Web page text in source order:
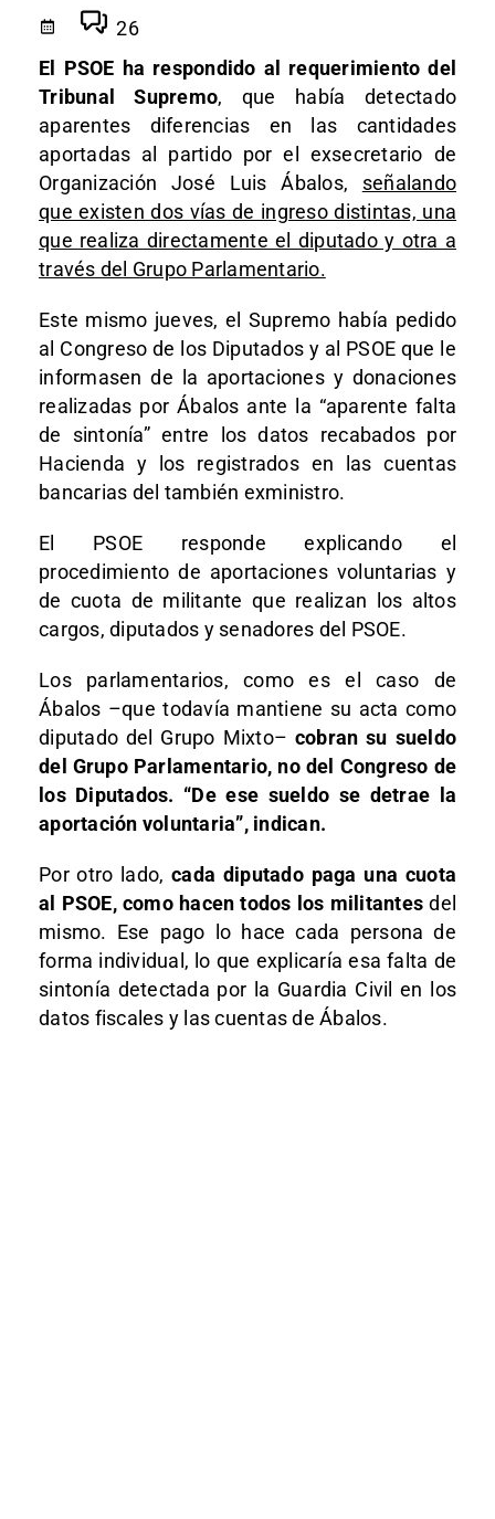
26
El PSOE ha respondido al requerimiento del
Tribunal Supremo, que había detectado
aparentes diferencias en las cantidades
aportadas al partido por el exsecretario de
Organización José Luis Ábalos, señalando
que existen dos vías de ingreso distintas, una
que realiza directamente el diputado y otra a
través del Grupo Parlamentario.
Este mismo jueves, el Supremo había pedido
al Congreso de los Diputados y al PSOE que le
informasen de la aportaciones y donaciones
realizadas por Ábalos ante la “aparente falta
de sintonía” entre los datos recabados por
Hacienda y los registrados en las cuentas
bancarias del también exministro.
El PSOE responde explicando el
procedimiento de aportaciones voluntarias y
de cuota de militante que realizan los altos
cargos, diputados y senadores del PSOE.
Los parlamentarios, como es el caso de
Ábalos –que todavía mantiene su acta como
diputado del Grupo Mixto– cobran su sueldo
del Grupo Parlamentario, no del Congreso de
los Diputados. “De ese sueldo se detrae la
aportación voluntaria”, indican.
Por otro lado, cada diputado paga una cuota
al PSOE, como hacen todos los militantes del
mismo. Ese pago lo hace cada persona de
forma individual, lo que explicaría esa falta de
sintonía detectada por la Guardia Civil en los
datos fiscales y las cuentas de Ábalos.